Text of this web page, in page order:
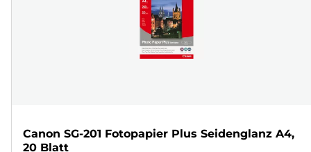
Canon SG-201 Fotopapier Plus Seidenglanz A4,
20 Blatt